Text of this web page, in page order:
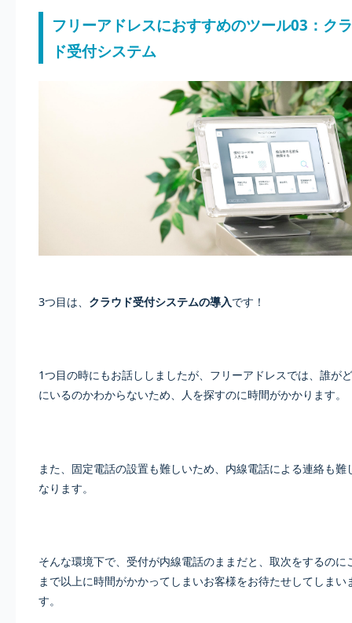
フリーアドレスにおすすめのツール03：ク
ド受付システム
3つ目は、 クラウド受付システムの導入です！
1つ目の時にもお話ししましたが、フリーアドレスでは、誰が
にいるのかわからないため、人を探すのに時間がかかります。
また、固定電話の設置も難しいため、内線電話による連絡も難
なります。
そんな環境下で、受付が内線電話のままだと、取次をするのに
まで以上に時間がかかってしまいお客様をお待たせしてしまい
す。